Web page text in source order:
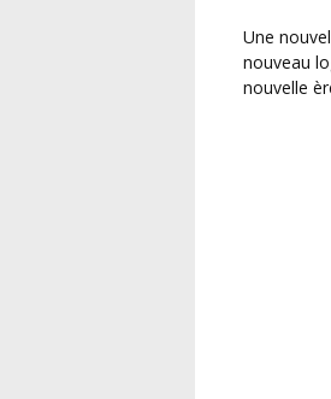
Une nouvelle dynamique qui se traduit logiquement par une nouvelle identité visuelle, avec un
nouveau
nouvelle